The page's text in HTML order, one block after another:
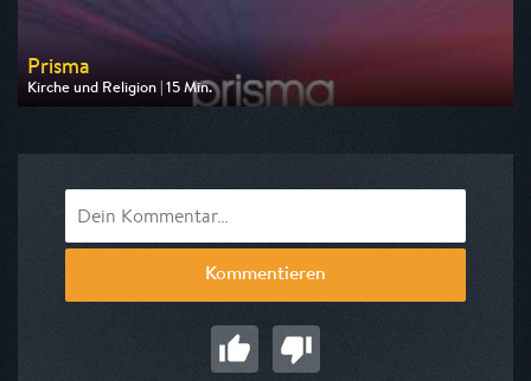
Prisma
Kirche und Religion | 15 Min.
Ausgestrahlt von ARD alpha
Kommentieren